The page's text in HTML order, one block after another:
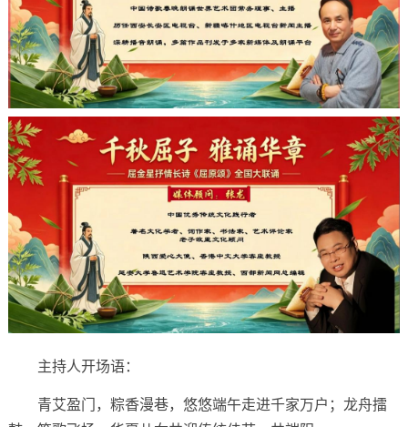
主持人开场语：
青艾盈门，粽香漫巷，悠悠端午走进千家万户；龙舟擂